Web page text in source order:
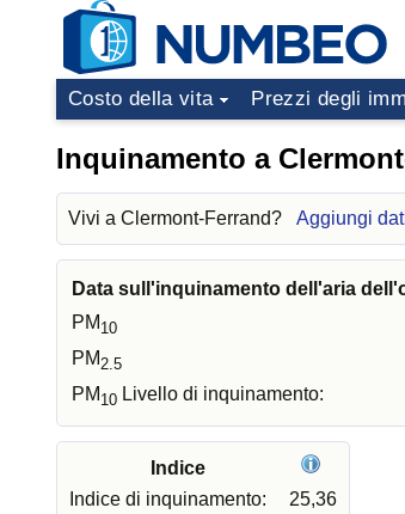
Costo della vita Prezzi degli
Inquinamento a
Vivi a Clermont-Ferrand? Aggiungi
Data sull'inquinamento dell'aria
PM 10
PM2.5
PM 10 Livello di inquinamento:
Indice
Indice di inquinamento:
25,36